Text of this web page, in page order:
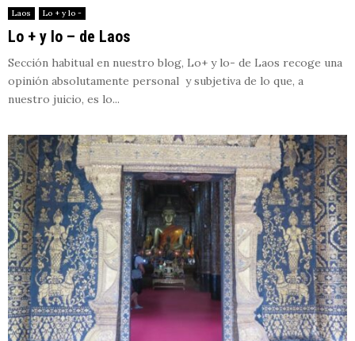
Laos Lo + y lo -
Lo + y lo – de Laos
Sección habitual en nuestro blog, Lo+ y lo- de Laos recoge una
opinión absolutamente personal y subjetiva de lo que, a
nuestro juicio, es lo...